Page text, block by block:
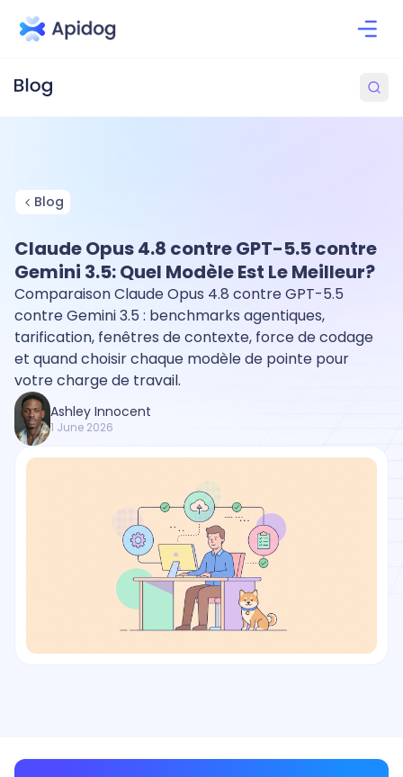
Blog
Claude Opus 4.8 contre GPT-5.5 contre
Gemini 3.5: Quel Modèle Est Le Meilleur?
Comparaison Claude Opus 4.8 contre GPT-5.5
contre Gemini 3.5 : benchmarks agentiques,
tarification, fenêtres de contexte, force de codage
et quand choisir chaque modèle de pointe pour
votre charge de travail.
Ashley Innocent
1 June 2026